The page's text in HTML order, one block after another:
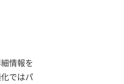
情報を
ではパ